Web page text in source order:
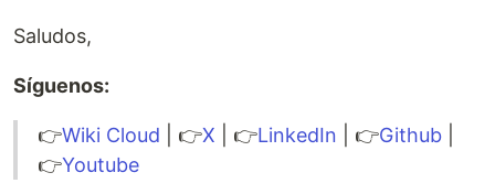
Saludos,
Síguenos:
👉Wiki Cloud | 👉X | 👉LinkedIn | 👉Github
👉Youtube